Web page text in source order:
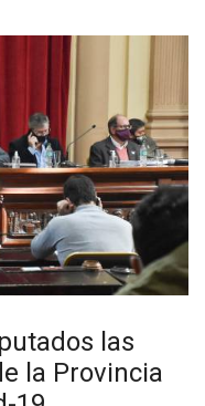
las
la Provincia